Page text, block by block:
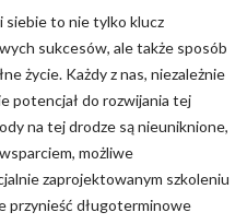
siebie to nie tylko klucz
sukcesów, ale także sposób
życie. Każdy z nas, niezależnie
potencjał do rozwijania tej
na tej drodze są nieuniknione,
możliwe
zaprojektowanym szkoleniu
przynieść długoterminowe